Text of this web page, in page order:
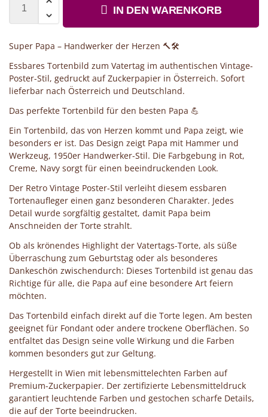
IN DEN WARENKORB
Super Papa – Handwerker der Herzen 🔨🛠️
Essbares Tortenbild zum Vatertag im authentischen Vintage-
Poster-Stil, gedruckt auf Zuckerpapier in Österreich. Sofort
lieferbar nach Österreich und Deutschland.
Das perfekte Tortenbild für den besten Papa 💪
Ein Tortenbild, das von Herzen kommt und Papa zeigt, wie
besonders er ist. Das Design zeigt Papa mit Hammer und
Werkzeug, 1950er Handwerker-Stil. Die Farbgebung in Rot,
Creme, Navy sorgt für einen beeindruckenden Look.
Der Retro Vintage Poster-Stil verleiht diesem essbaren
Tortenaufleger einen ganz besonderen Charakter. Jedes
Detail wurde sorgfältig gestaltet, damit Papa beim
Anschneiden der Torte strahlt.
Ob als krönendes Highlight der Vatertags-Torte, als süße
Überraschung zum Geburtstag oder als besonderes
Dankeschön zwischendurch: Dieses Tortenbild ist genau das
Richtige für alle, die Papa auf eine besondere Art feiern
möchten.
Das Tortenbild einfach direkt auf die Torte legen. Am besten
geeignet für Fondant oder andere trockene Oberflächen. So
entfaltet das Design seine volle Wirkung und die Farben
kommen besonders gut zur Geltung.
Hergestellt in Wien mit lebensmittelechten Farben auf
Premium-Zuckerpapier. Der zertifizierte Lebensmitteldruck
garantiert leuchtende Farben und gestochen scharfe Details,
die auf der Torte beeindrucken.